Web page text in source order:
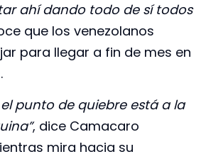
ahí dando todo de sí todos
que los venezolanos
para llegar a fin de mes en
el punto de quiebre está a la
, dice Camacaro
mira hacia su